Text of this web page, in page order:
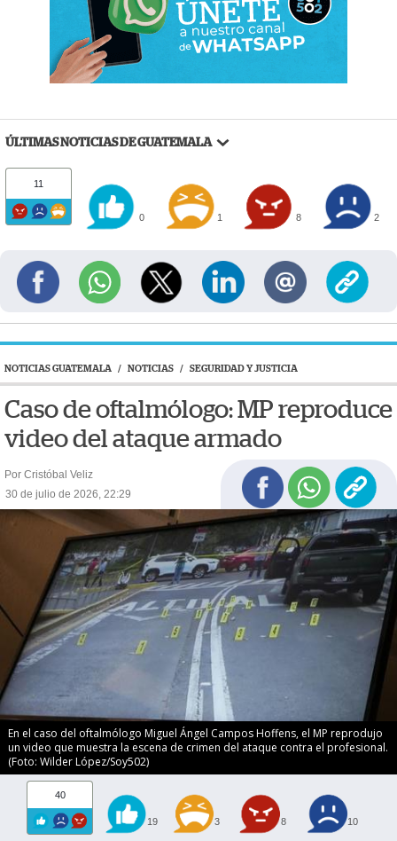
ÚLTIMAS NOTICIAS DE GUATEMALA
11
0 1 8 2
NOTICIAS GUATEMALA / NOTICIAS / SEGURIDAD Y JUSTICIA
Caso de oftalmólogo: MP reproduce
video del ataque armado
Por Cristóbal Veliz
30 de julio de 2026, 22:29
En el caso del oftalmólogo Miguel Ángel Campos Hoffens, el MP reprodujo
un video que muestra la escena de crimen del ataque contra el profesional.
(Foto: Wilder López/Soy502)
40
19 3 8 10